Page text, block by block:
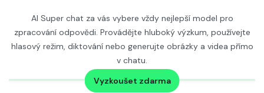
AI Super chat za vás vybere vždy nejlepší model pro
zpracování odpovědi. Provádějte hluboký výzkum, používejte
hlasový režim, diktování nebo generujte obrázky a videa přímo
v chatu.
Zjistěte více →
Vyzkoušet zdarma